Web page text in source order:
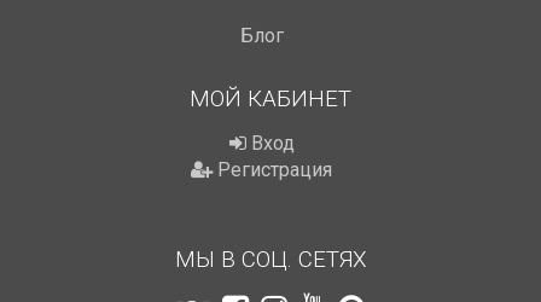
Блог
МОЙ КАБИНЕТ
Вход
Регистрация
МЫ В СОЦ. СЕТЯХ